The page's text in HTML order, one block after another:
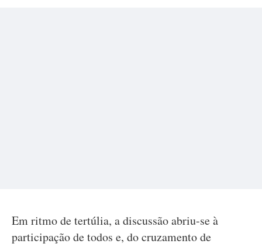
Em ritmo de tertúlia, a discussão abriu-se à
participação de todos e, do cruzamento de